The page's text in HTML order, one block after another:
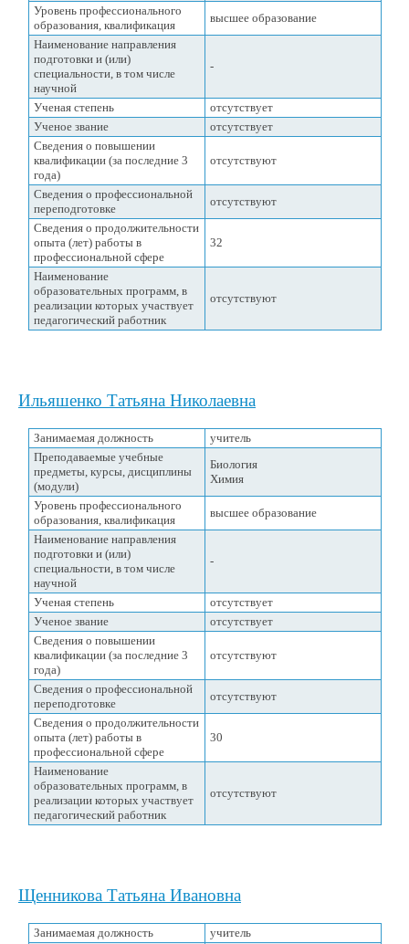
Уровень профессионального
образования, квалификация
высшее образование
Наименование направления
подготовки и (или)
специальности, в том числе
научной
-
Ученая степень
отсутствует
Ученое звание
отсутствует
Сведения о повышении
квалификации (за последние 3
года)
отсутствуют
Сведения о профессиональной
переподготовке
отсутствуют
Сведения о продолжительности
опыта (лет) работы в
профессиональной сфере
32
Наименование
образовательных программ, в
реализации которых участвует
педагогический работник
отсутствуют
Ильяшенко Татьяна Николаевна
Занимаемая должность
учитель
Преподаваемые учебные
предметы, курсы, дисциплины
(модули)
Биология
Химия
Уровень профессионального
образования, квалификация
высшее образование
Наименование направления
подготовки и (или)
специальности, в том числе
научной
-
Ученая степень
отсутствует
Ученое звание
отсутствует
Сведения о повышении
квалификации (за последние 3
года)
отсутствуют
Сведения о профессиональной
переподготовке
отсутствуют
Сведения о продолжительности
опыта (лет) работы в
профессиональной сфере
30
Наименование
образовательных программ, в
реализации которых участвует
педагогический работник
отсутствуют
Щенникова Татьяна Ивановна
Занимаемая должность
учитель